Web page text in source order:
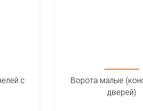
с
Ворота малые
дверей)